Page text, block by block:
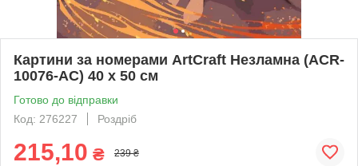
Картини за номерами ArtCraft Незламна (ACR-
10076-AC) 40 х 50 см
Готово до відправки
Код: 276227
Роздріб
215,10 ₴ 239 ₴